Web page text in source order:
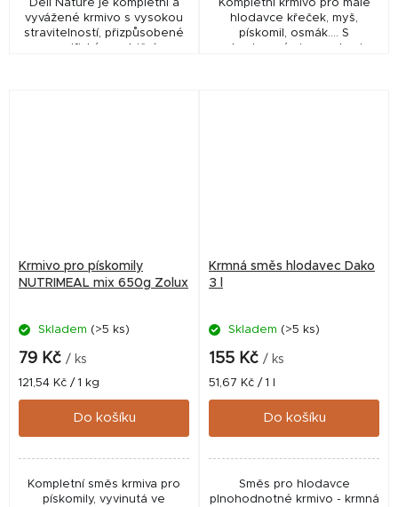
Deli Nature je kompletní a
vyvážené krmivo s vysokou
stravitelností, přizpůsobené
Kompletní krmivo pro malé
hlodavce křeček, myš,
pískomil, osmák.... S
Krmivo pro pískomily
NUTRIMEAL mix 650g Zolux
Skladem (>5 ks)
79 Kč / ks
Měrná
cena:
121,54 Kč / 1 kg
Do košíku
Kompletní směs krmiva pro
pískomily, vyvinutá ve
Krmná směs hlodavec Dako
3 l
Skladem (>5 ks)
155 Kč / ks
Měrná
cena:
51,67 Kč / 1 l
Do košíku
Směs pro hlodavce
plnohodnotné krmivo - krmná